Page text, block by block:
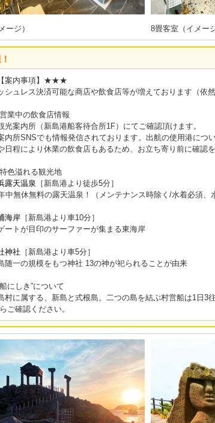
ージ） 8畳客室（イメージ
内事項】★★★
シュレス決済可能な商店や飲食店等が増えております（依
業中の飲食店情報
光案内所（新島港船客待合所1F）にてご確認頂けます。
内所SNSでも情報発信されております。出航の使用港につ
日程により休業の飲食店もあるため、お立ち寄り前に確認を
色溢れる観光地
露天温泉 ［新島港より徒歩5分］
中無休無料の露天温泉！（メンテナンス時除く/水着必須、
海岸 ［新島港より車10分］
ートが目印のサーファーが集まる東海岸
神社 ［新島港より車5分］
随一の規模をもつ神社 13の神が祀られることが由来
にしき”について
村に属する、新島と式根島。二つの島を結ぶ村営船は1日
ご確認ください。